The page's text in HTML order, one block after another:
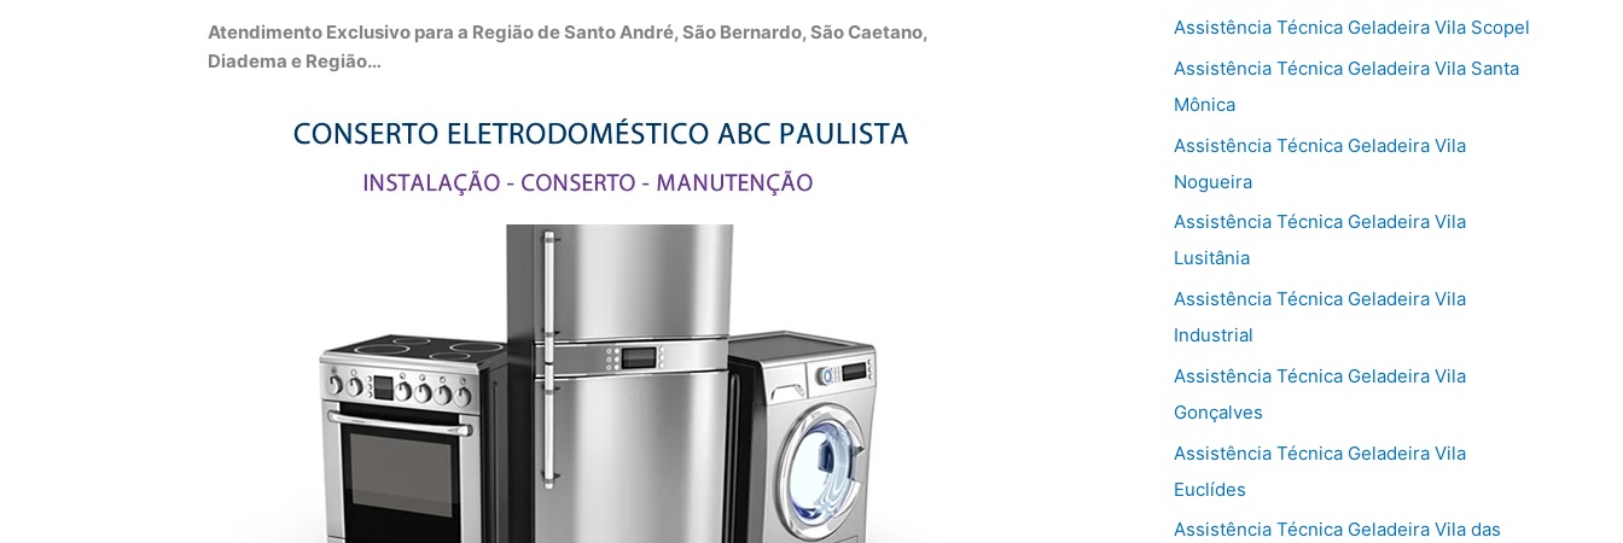
Atendimento Exclusivo para a Região de Santo André, São Bernardo, São Caetano,
Diadema e Região…
Assistência Técnica Geladeira Vila Scopel
Assistência Técnica Geladeira Vila Santa
Mônica
Assistência Técnica Geladeira Vila
Nogueira
Assistência Técnica Geladeira Vila
Lusitânia
Assistência Técnica Geladeira Vila
Industrial
Assistência Técnica Geladeira Vila
Gonçalves
Assistência Técnica Geladeira Vila
Euclídes
Assistência Técnica Geladeira Vila das